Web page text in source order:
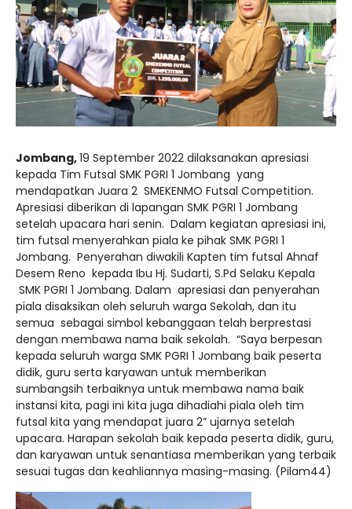
Jombang,19 September 2022 dilaksanakan apresiasi
kepada Tim Futsal SMK PGRI 1 Jombang yang
mendapatkan Juara 2 SMEKENMO Futsal Competition.
Apresiasi diberikan di lapangan SMK PGRI 1 Jombang
setelah upacara hari senin. Dalam kegiatan apresiasi ini,
tim futsal menyerahkan piala ke pihak SMK PGRI 1
Jombang. Penyerahan diwakili Kapten tim futsal Ahnaf
Desem Reno kepada Ibu Hj. Sudarti, S.Pd Selaku Kepala
SMK PGRI 1 Jombang. Dalam apresiasi dan penyerahan
piala disaksikan oleh seluruh warga Sekolah, dan itu
semua sebagai simbol kebanggaan telah berprestasi
dengan membawa nama baik sekolah. “Saya berpesan
kepada seluruh warga SMK PGRI 1 Jombang baik peserta
didik, guru serta karyawan untuk memberikan
sumbangsih terbaiknya untuk membawa nama baik
instansi kita, pagi ini kita juga dihadiahi piala oleh tim
futsal kita yang mendapat juara 2” ujarnya setelah
upacara. Harapan sekolah baik kepada peserta didik, guru,
dan karyawan untuk senantiasa memberikan yang terbaik
sesuai tugas dan keahliannya masing-masing. (Pilam44)